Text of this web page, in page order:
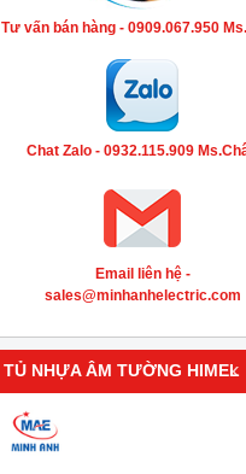
Tư vấn bán hàng - 0909.067.950
Chat Zalo - 0932.115.909
Email liên hệ -
sales@minhanhelectric.com
TỦ NHỰA ÂM TƯỜNG HIMEL
‹